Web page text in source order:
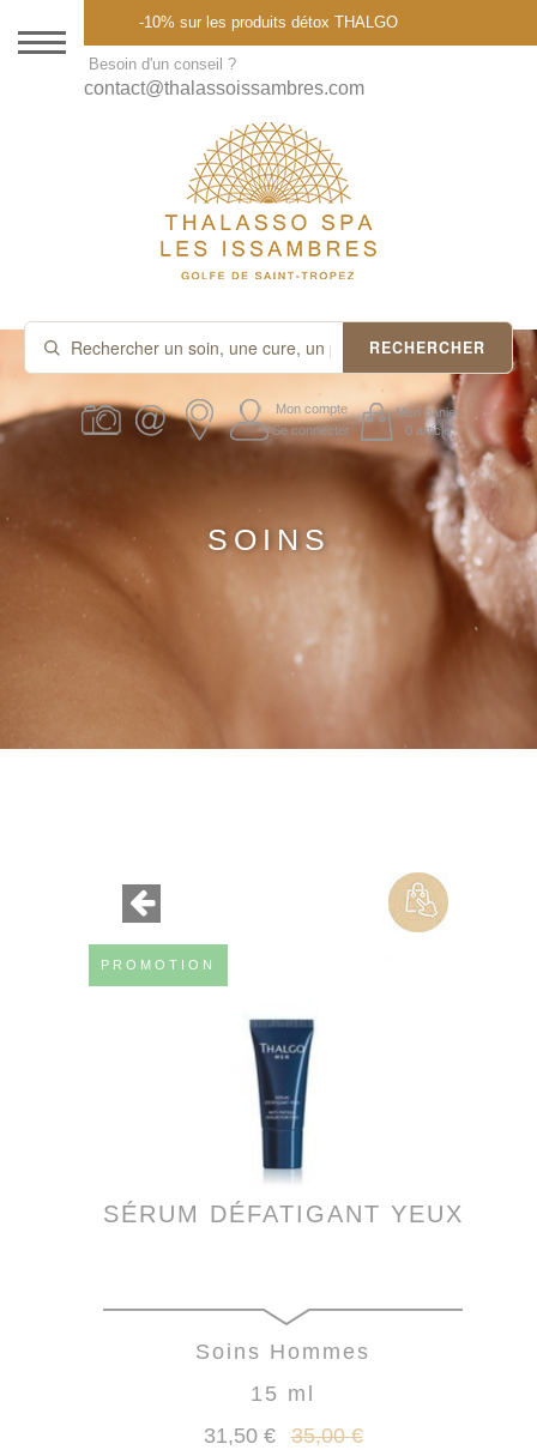
DESTINATION
THALASSO SPA
CURES ET FORFAITS
SOINS À LA CARTE
ABONNEMENTS
PROMOS
-10% sur les produits détox THALGO
Besoin d'un conseil ?
contact@thalassoissambres.com
RECHERCHER
Mon compte
Se connecter
Mon panier
0 article
SOINS
PROMOTION
SÉRUM DÉFATIGANT YEUX
Soins Hommes
15 ml
31,50 € 35,00 €